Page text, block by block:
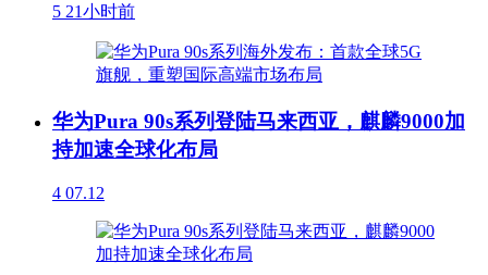
5 21小时前
华为Pura 90s系列登陆马来西亚，麒麟9000加
持加速全球化布局
4 07.12